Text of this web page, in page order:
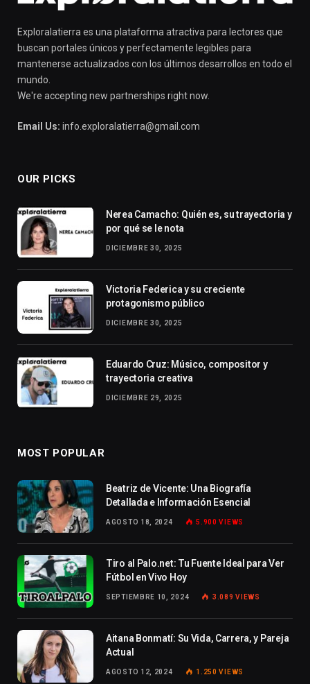
Exploralatierra es una plataforma atractiva para lectores que
buscan portales únicos y perfectamente legibles para
mantenerse actualizados con los últimos desarrollos en todo el
mundo.
We're accepting new partnerships right now.
Email Us: info.exploralatierra@gmail.com
OUR PICKS
Nerea Camacho: Quién es, su trayectoria y
por qué se le nota
DICIEMBRE 30, 2025
Victoria Federica y su creciente
protagonismo público
DICIEMBRE 30, 2025
Eduardo Cruz: Músico, compositor y
trayectoria creativa
DICIEMBRE 29, 2025
MOST POPULAR
Beatriz de Vicente: Una Biografía
Detallada e Información Esencial
AGOSTO 18, 2024 5.900VIEWS
Tiro al Palo.net: Tu Fuente Ideal para Ver
Fútbol en Vivo Hoy
SEPTIEMBRE 10, 2024 3.089VIEWS
Aitana Bonmatí: Su Vida, Carrera, y Pareja
Actual
AGOSTO 12, 2024 1.250VIEWS